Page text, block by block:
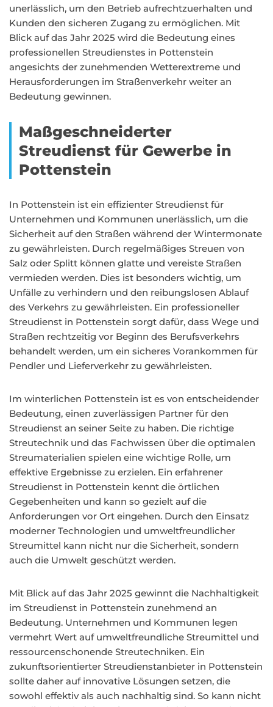
unerlässlich, um den Betrieb aufrechtzuerhalten und
Kunden den sicheren Zugang zu ermöglichen. Mit
Blick auf das Jahr 2025 wird die Bedeutung eines
professionellen Streudienstes in Pottenstein
angesichts der zunehmenden Wetterextreme und
Herausforderungen im Straßenverkehr weiter an
Bedeutung gewinnen.
Maßgeschneiderter
Streudienst für Gewerbe in
Pottenstein
In Pottenstein ist ein effizienter Streudienst für
Unternehmen und Kommunen unerlässlich, um die
Sicherheit auf den Straßen während der Wintermonate
zu gewährleisten. Durch regelmäßiges Streuen von
Salz oder Splitt können glatte und vereiste Straßen
vermieden werden. Dies ist besonders wichtig, um
Unfälle zu verhindern und den reibungslosen Ablauf
des Verkehrs zu gewährleisten. Ein professioneller
Streudienst in Pottenstein sorgt dafür, dass Wege und
Straßen rechtzeitig vor Beginn des Berufsverkehrs
behandelt werden, um ein sicheres Vorankommen für
Pendler und Lieferverkehr zu gewährleisten.
Im winterlichen Pottenstein ist es von entscheidender
Bedeutung, einen zuverlässigen Partner für den
Streudienst an seiner Seite zu haben. Die richtige
Streutechnik und das Fachwissen über die optimalen
Streumaterialien spielen eine wichtige Rolle, um
effektive Ergebnisse zu erzielen. Ein erfahrener
Streudienst in Pottenstein kennt die örtlichen
Gegebenheiten und kann so gezielt auf die
Anforderungen vor Ort eingehen. Durch den Einsatz
moderner Technologien und umweltfreundlicher
Streumittel kann nicht nur die Sicherheit, sondern
auch die Umwelt geschützt werden.
Mit Blick auf das Jahr 2025 gewinnt die Nachhaltigkeit
im Streudienst in Pottenstein zunehmend an
Bedeutung. Unternehmen und Kommunen legen
vermehrt Wert auf umweltfreundliche Streumittel und
ressourcenschonende Streutechniken. Ein
zukunftsorientierter Streudienstanbieter in Pottenstein
sollte daher auf innovative Lösungen setzen, die
sowohl effektiv als auch nachhaltig sind. So kann nicht